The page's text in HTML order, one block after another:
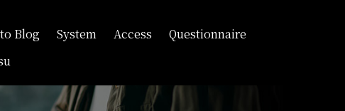
Blog System Access
Questionnaire